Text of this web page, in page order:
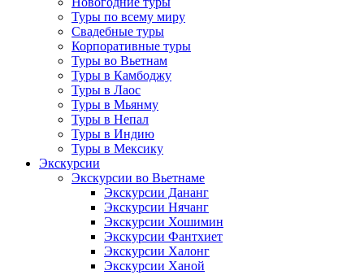
Туры по всему миру
Свадебные туры
Корпоративные туры
Туры во Вьетнам
Туры в Камбоджу
Туры в Лаос
Туры в Мьянму
Туры в Непал
Туры в Индию
Туры в Мексику
Экскурсии
Экскурсии во Вьетнаме
Экскурсии Дананг
Экскурсии Нячанг
Экскурсии Хошимин
Экскурсии Фантхиет
Экскурсии Халонг
Экскурсии Ханой